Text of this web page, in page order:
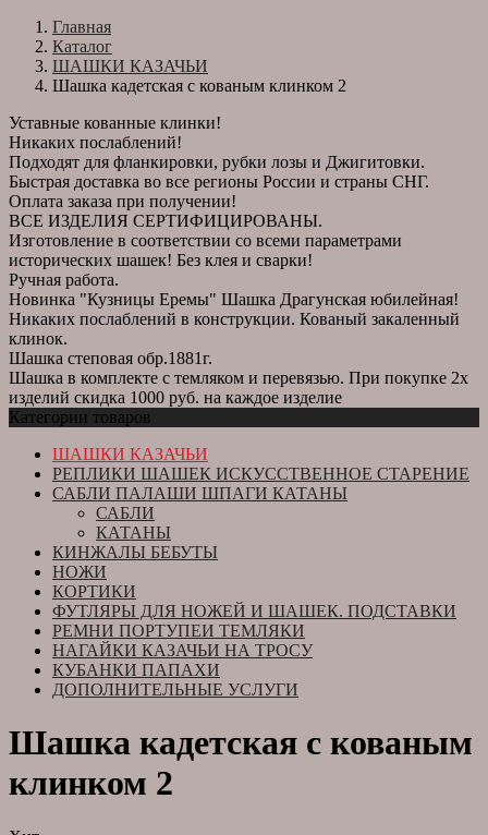
Главная
Каталог
ШАШКИ КАЗАЧЬИ
Шашка кадетская с кованым клинком 2
Уставные кованные клинки!
Никаких послаблений!
Подходят для фланкировки, рубки лозы и Джигитовки.
Быстрая доставка во все регионы России и страны СНГ.
Оплата заказа при получении!
ВСЕ ИЗДЕЛИЯ СЕРТИФИЦИРОВАНЫ.
Изготовление в соответствии со всеми параметрами
исторических шашек! Без клея и сварки!
Ручная работа.
Новинка "Кузницы Еремы" Шашка Драгунская юбилейная!
Никаких послаблений в конструкции. Кованый закаленный
клинок.
Шашка степовая обр.1881г.
Шашка в комплекте с темляком и перевязью. При покупке 2х
изделий скидка 1000 руб. на каждое изделие
Категории товаров
ШАШКИ КАЗАЧЬИ
РЕПЛИКИ ШАШЕК ИСКУССТВЕННОЕ СТАРЕНИЕ
САБЛИ ПАЛАШИ ШПАГИ КАТАНЫ
САБЛИ
КАТАНЫ
КИНЖАЛЫ БЕБУТЫ
НОЖИ
КОРТИКИ
ФУТЛЯРЫ ДЛЯ НОЖЕЙ И ШАШЕК. ПОДСТАВКИ
РЕМНИ ПОРТУПЕИ ТЕМЛЯКИ
НАГАЙКИ КАЗАЧЬИ НА ТРОСУ
КУБАНКИ ПАПАХИ
ДОПОЛНИТЕЛЬНЫЕ УСЛУГИ
Шашка кадетская с кованым
клинком 2